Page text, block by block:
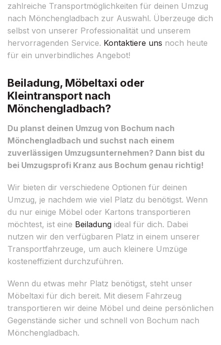
zahlreiche Transportmöglichkeiten für deinen Umzug
nach Mönchengladbach zur Auswahl. Überzeuge dich
selbst von unserer Professionalität und unserem
hervorragenden Service. Kontaktiere uns noch heute
für ein unverbindliches Angebot!
Beiladung, Möbeltaxi oder
Kleintransport nach
Mönchengladbach?
Du planst deinen Umzug von Bochum nach
Mönchengladbach und suchst nach einem
zuverlässigen Umzugsunternehmen? Dann bist du
bei Umzugsprofi Kranz aus Bochum genau richtig!
Wir bieten dir verschiedene Optionen für deinen
Umzug, je nachdem wie viel Platz du benötigst. Wenn
du nur einige Möbel oder Kartons transportieren
möchtest, ist eine Beiladung ideal für dich. Dabei
nutzen wir den verfügbaren Platz in einem unserer
Transportfahrzeuge, um auch kleinere Umzüge
kosteneffizient durchzuführen.
Wenn du etwas mehr Platz benötigst, steht unser
Möbeltaxi für dich bereit. Mit diesem Fahrzeug
transportieren wir deine Möbel und deine persönlichen
Gegenstände sicher und schnell von Bochum nach
Mönchengladbach.